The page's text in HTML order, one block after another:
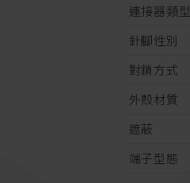
連接器類型
針腳性別
對鎖方式
外殼材質
遮蔽
端子型態